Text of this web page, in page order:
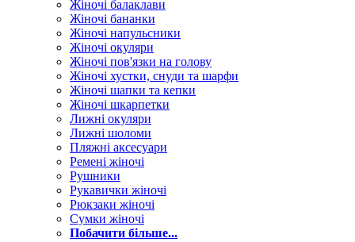
Жіночі балаклави
Жіночі бананки
Жіночі напульсники
Жіночі окуляри
Жіночі пов'язки на голову
Жіночі хустки, снуди та шарфи
Жіночі шапки та кепки
Жіночі шкарпетки
Лижні окуляри
Лижні шоломи
Пляжні аксесуари
Ремені жіночі
Рушники
Рукавички жіночі
Рюкзаки жіночі
Сумки жіночі
Побачити більше...